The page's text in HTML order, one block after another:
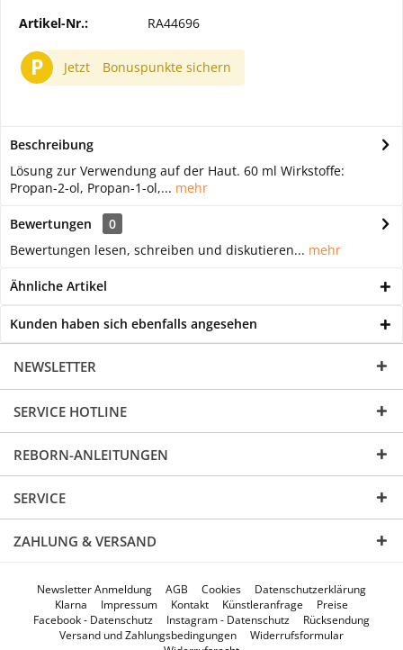
Artikel-Nr.: RA44696
P Jetzt Bonuspunkte sichern
Beschreibung
Lösung zur Verwendung auf der Haut. 60 ml Wirkstoffe:
Propan-2-ol, Propan-1-ol,... mehr
Bewertungen
0
Bewertungen lesen, schreiben und diskutieren... mehr
Ähnliche Artikel
Kunden haben sich ebenfalls angesehen
NEWSLETTER
SERVICE HOTLINE
REBORN-ANLEITUNGEN
SERVICE
ZAHLUNG & VERSAND
Newsletter Anmeldung AGB Cookies
Datenschutzerklärung
Klarna
Impressum Kontakt Künstleranfrage
Preise
Facebook - Datenschutz
Instagram - Datenschutz
Rücksendung
Versand und Zahlungsbedingungen
Widerrufsformular